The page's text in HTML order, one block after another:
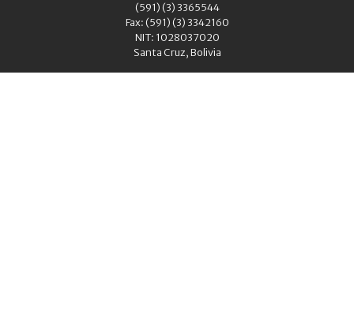
(591) (3) 3365544
Fax: (591) (3) 3342160
NIT: 1028037020
Santa Cruz, Bolivia